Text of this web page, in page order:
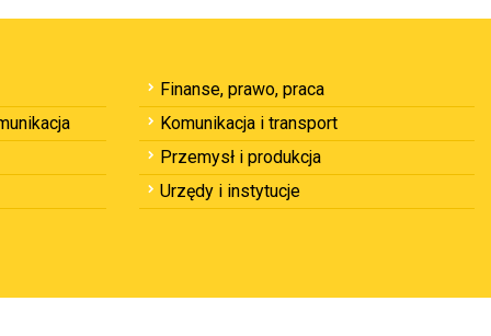
Finanse, prawo, praca
Komunikacja i transport
Przemysł i produkcja
Urzędy i instytucje